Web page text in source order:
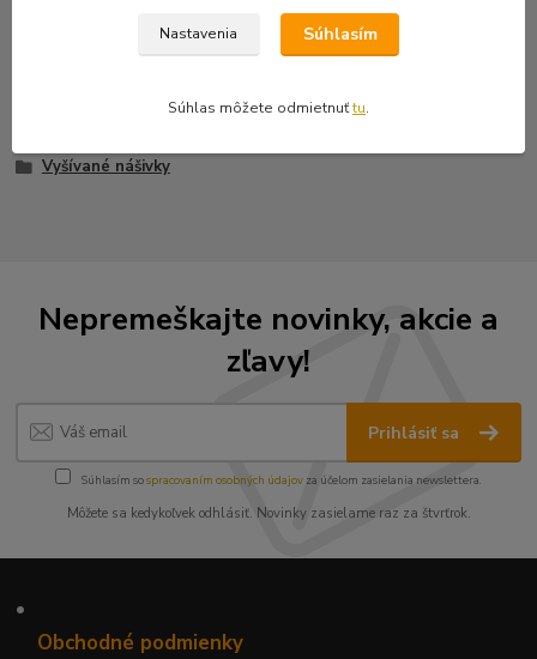
Vyšívané nášivky
Nepremeškajte novinky, akcie a
zľavy!
Prihlásiť sa
Súhlasím sospracovaním osobných údajov za účelom zasielania newslettera.
Môžete sa kedykoľvek odhlásiť. Novinky zasielame raz za štvrťrok.
•
Obchodné podmienky
Nastavenia Súhlasím
Súhlas môžete odmietnuťtu.